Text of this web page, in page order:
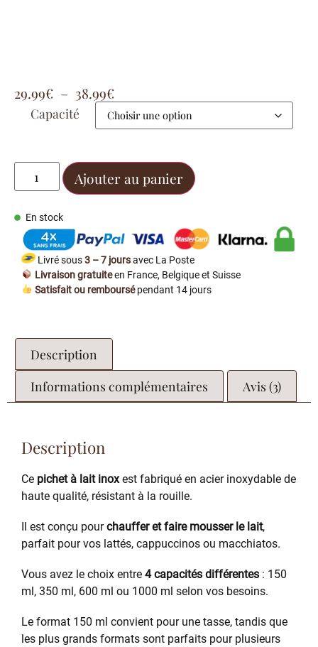
29.99€ – 38.99€
Capacité
Ajouter au panier
En stock
Livré sous3 – 7 joursavec La Poste
Livraison gratuiteen France, Belgique et Suisse
Satisfait ou remboursépendant 14 jours
Description
Informations complémentaires
Avis (3)
Description
Ce pichet à lait inoxest fabriqué en acier inoxydable de
haute qualité, résistant à la rouille.
Il est conçu pourchauffer et faire mousser le lait,
parfait pour vos lattés, cappuccinos ou macchiatos.
Vous avez le choix entre 4 capacités différentes : 150
ml, 350 ml, 600 ml ou 1000 ml selon vos besoins.
Le format 150 ml convient pour une tasse, tandis que
les plus grands formats sont parfaits pour plusieurs